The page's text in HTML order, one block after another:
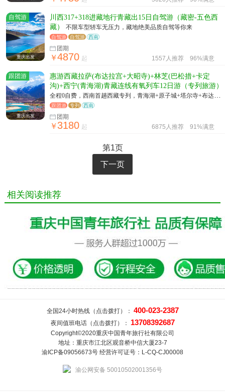
自驾游
重庆出发
川西317+318进藏地行青藏出15日自驾游（藏密-五色西
藏）
不限车型轿车无压力，藏地绝美品质自驾等你来
自驾游 自驾游 西南
团期
￥4870 起 1557人推荐 96%满意
跟团游
重庆出发
惠游西藏拉萨(布达拉宫+大昭寺)+林芝(巴松措+卡定
沟)+西宁(青海湖)青藏连线有氧列车12日游（专列旅游）
全程0自费，西南首趟西藏专列，青海湖+原子城+塔尔寺+布达拉
宫+大昭寺+羊卓雍湖+巴松措+桃花沟+鲁朗林海
跟团游 专列 西南
团期
￥3180 起 6875人推荐 91%满意
第1页
下一页
相关阅读推荐
全国24小时热线（点击拨打）： 400-023-2387
夜间值班电话（点击拨打）： 13708392687
Copyright©2020重庆中国青年旅行社有限公司
地址：重庆市江北区观音桥中信大厦23-7
渝ICP备09056673号 经营许可证号：L-CQ-CJ00008
渝公网安备 50010502001356号